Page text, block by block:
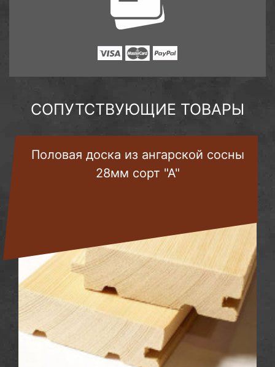
СОПУТСТВУЮЩИЕ ТОВАРЫ
Половая доска из ангарской сосны
28мм сорт "А"